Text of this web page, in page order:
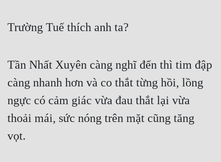
Cung Đấu
Cổ Tiên Hiệp
Trường Tuế thích anh ta?
Tần Nhất Xuyên càng nghĩ đến thì tim đập
càng nhanh hơn và co thắt từng hồi, lồng
ngực có cảm giác vừa đau thắt lại vừa
thoải mái, sức nóng trên mặt cũng tăng
vọt.